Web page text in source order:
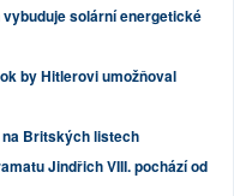
solární energetické
by Hitlerovi umožňoval
Britských listech
Jindřich VIII. pochází od